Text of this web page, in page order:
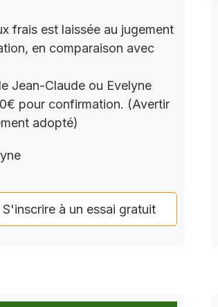
frais est laissée au jugement
en comparaison avec
Jean-Claude ou Evelyne
pour confirmation. (Avertir
adopté)
S'inscrire à un essai gratuit